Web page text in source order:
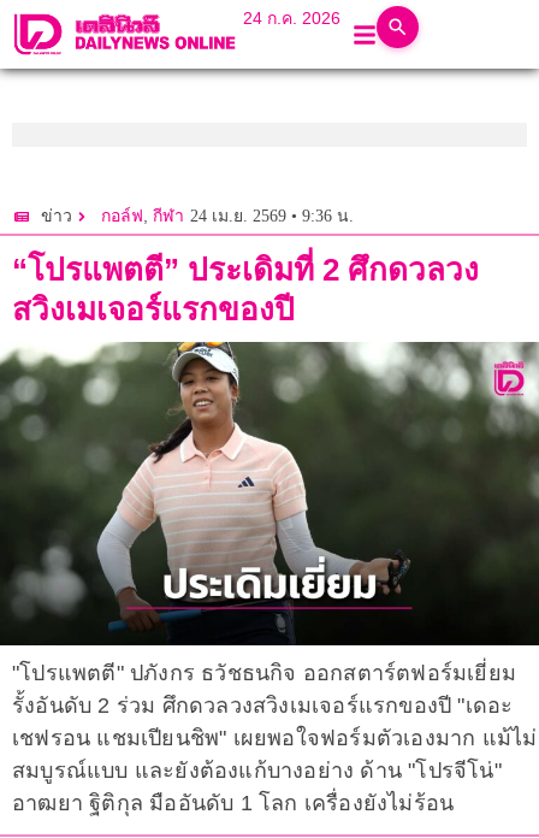
24 ก.ค. 2026
ข่าว กอล์ฟ , กีฬา 24 เม.ย. 2569 • 9:36 น.
“โปรแพตตี” ประเดิมที่ 2 ศึกดวลวง
สวิงเมเจอร์แรกของปี
"โปรแพตตี" ปภังกร ธวัชธนกิจ ออกสตาร์ตฟอร์มเยี่ยม
รั้งอันดับ 2 ร่วม ศึกดวลวงสวิงเมเจอร์แรกของปี "เดอะ
เชฟรอน แชมเปียนชิพ" เผยพอใจฟอร์มตัวเองมาก แม้ไม่
สมบูรณ์แบบ และยังต้องแก้บางอย่าง ด้าน "โปรจีโน่"
อาฒยา ฐิติกุล มืออันดับ 1 โลก เครื่องยังไม่ร้อน